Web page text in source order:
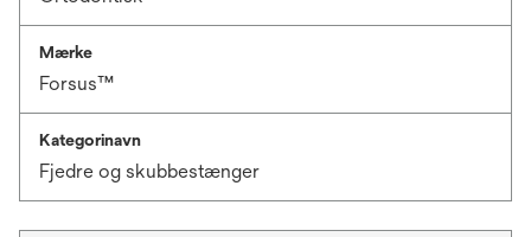
Mærke
Forsus™
Kategorinavn
Fjedre og skubbestænger